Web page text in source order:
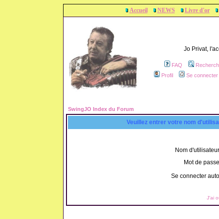
Accueil NEWS Livre d'or
Jo Privat,
FAQ
Profil
Se
SwingJO Index du Forum
Veuillez entrer votre nom
Nom
Mot de
Se connecter
J'ai